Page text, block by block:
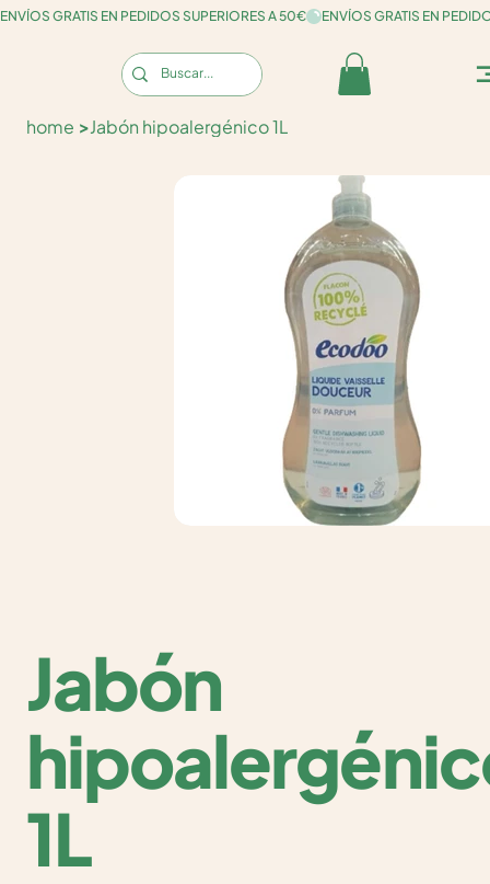
ENVÍOS GRATIS EN PEDIDOS SUPERIORES A 50€
home >Jabón hipoalergénico 1L
Jabón
1L